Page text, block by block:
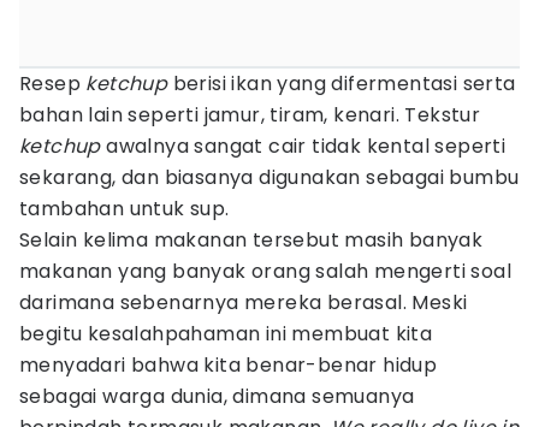
Resep ketchupberisi ikan yang difermentasi serta
bahan lain seperti jamur, tiram, kenari. Tekstur
ketchupawalnya sangat cair tidak kental seperti
sekarang, dan biasanya digunakan sebagai bumbu
tambahan untuk sup.
Selain kelima makanan tersebut masih banyak
makanan yang banyak orang salah mengerti soal
darimana sebenarnya mereka berasal. Meski
begitu kesalahpahaman ini membuat kita
menyadari bahwa kita benar-benar hidup
sebagai warga dunia, dimana semuanya